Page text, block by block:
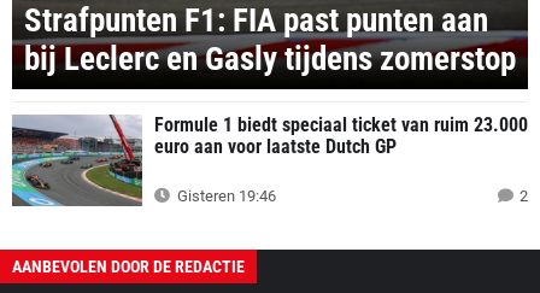
Strafpunten F1: FIA past punten aan
bij Leclerc en Gasly tijdens zomerstop
Formule 1 biedt speciaal ticket van ruim 23.000
euro aan voor laatste Dutch GP
Gisteren 19:46 2
AANBEVOLEN DOOR DE REDACTIE